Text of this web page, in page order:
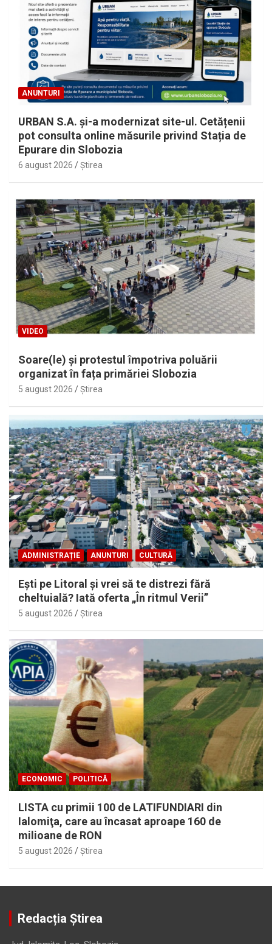
ANUNTURI
URBAN S.A. și-a modernizat site-ul. Cetățenii
pot consulta online măsurile privind Stația de
Epurare din Slobozia
6 august 2026 Ştirea
VIDEO
Soare(le) și protestul împotriva poluării
organizat în fața primăriei Slobozia
5 august 2026 Ştirea
ADMINISTRAȚIE ANUNTURI CULTURĂ
Eşti pe Litoral şi vrei să te distrezi fără
cheltuială? Iată oferta „În ritmul Verii”
5 august 2026 Ştirea
ECONOMIC POLITICĂ
LISTA cu primii 100 de LATIFUNDIARI din
Ialomiţa, care au încasat aproape 160 de
milioane de RON
5 august 2026 Ştirea
Redacția Știrea